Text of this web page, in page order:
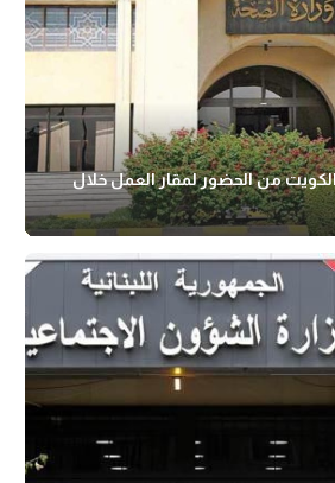
من الحضور لمقار العمل خلال